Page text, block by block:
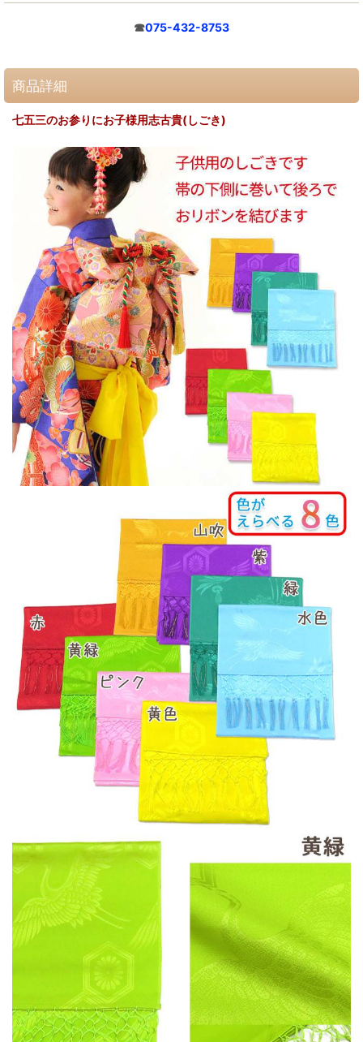
☎075-432-8753
商品詳細
七五三のお参りにお子様用志古貴(しごき)